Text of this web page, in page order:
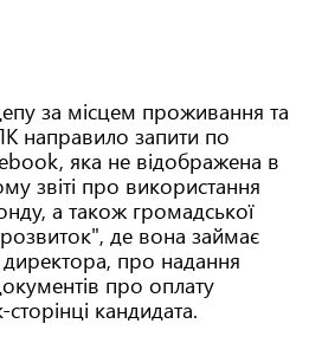
за місцем проживання та
направило запити по
яка не відображена в
звіті про використання
а також громадської
розвиток", де вона займає
про надання
про оплату
кандидата.